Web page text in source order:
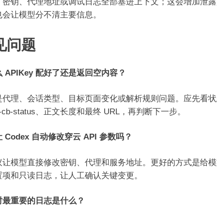
密钥、代理地址或调试日志全部塞进上下文；这会增加泄
让模型分不清主要信息。
问题
APIKey 配好了还是返回空内容？
代理、会话类型、目标页面变化或解析规则问题。应先看
status、正文长度和最终 URL，再判断下一步。
Codex 自动修改穿云 API 参数吗？
让模型直接修改密钥、代理和服务地址。更好的方式是给
和只读日志，让人工确认关键变更。
最重要的日志是什么？